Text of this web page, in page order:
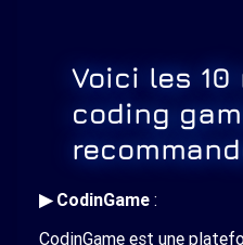
Voici les
coding
▶ CodinGame :
CodinGame est une